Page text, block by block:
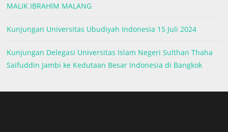
MALIK IBRAHIM MALANG
Kunjungan Universitas Ubudiyah Indonesia 15 Juli 2024
Kunjungan Delegasi Universitas Islam Negeri Sulthan Thaha
Saifuddin Jambi ke Kedutaan Besar Indonesia di Bangkok